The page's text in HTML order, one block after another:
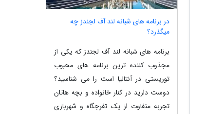
در برنامه های شبانه لند آف لجندز چه
میگذرد؟
برنامه های شبانه لند آف لجندز که یکی از
مجذوب کننده ترین برنامه های محبوب
توریستی در آنتالیا است را می شناسید؟
دوست دارید در کنار خانواده و بچه هاتان
تجربه متفاوت از یک تفرجگاه و شهربازی